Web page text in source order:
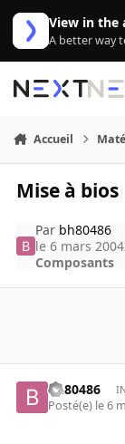
Aller au contenu
View in the
A better way
Accueil
Mise à bios
Par bh80486
le 6 mars 2004
Composants
bh80486
Posté(e) le 6